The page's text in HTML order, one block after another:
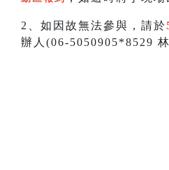
2、如因故無法參與，請於
辦人(06-5050905*8529